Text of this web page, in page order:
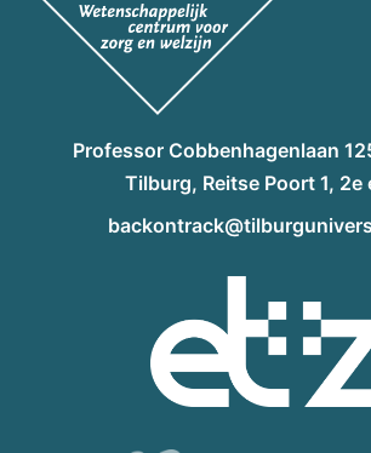
Professor Cobbenhagenlaan
Tilburg, Reitse Poort 1, 2e